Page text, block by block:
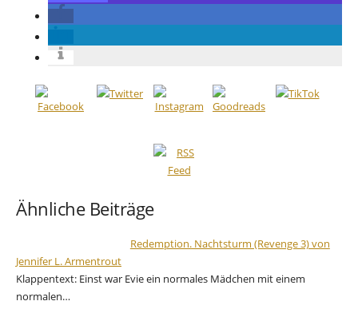
Ähnliche Beiträge
Redemption. Nachtsturm (Revenge 3) von
Jennifer L. Armentrout
Klappentext: Einst war Evie ein normales Mädchen mit einem
normalen…